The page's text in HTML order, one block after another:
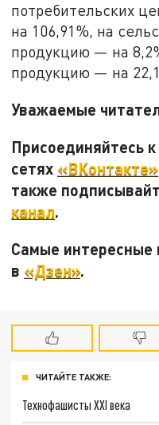
потребительских
на 106,91%, на
продукцию — на
продукцию — на
Уважаемые
Присоединяйтесь
сетях «ВКонтакте»
также
канал.
Самые интересные
в «Дзен».
ЧИТАЙТЕ ТАКЖЕ:
Технофашисты XXI века